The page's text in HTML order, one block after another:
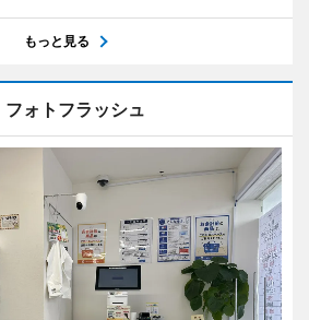
もっと見る
フォトフラッシュ